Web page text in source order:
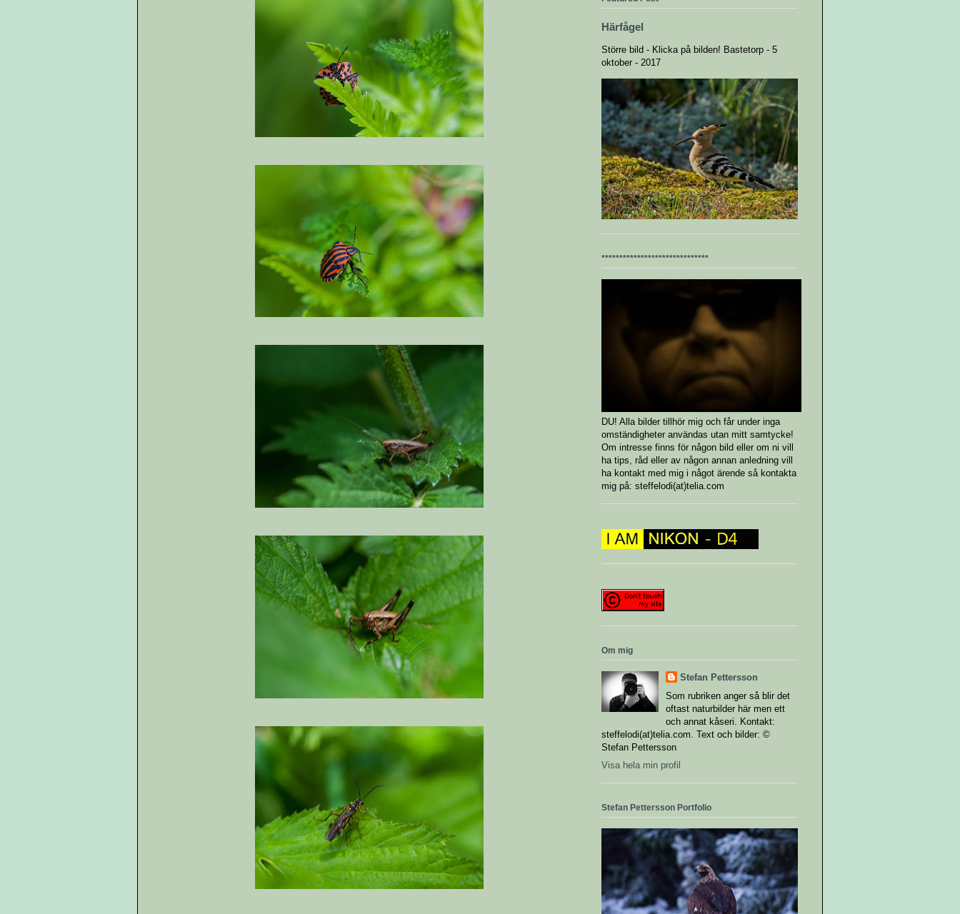
Härfågel
Större bild - Klicka på bilden! Bastetorp - 5
oktober - 2017
******************************
DU! Alla bilder tillhör mig och får under inga
omständigheter användas utan mitt samtycke!
Om intresse finns för någon bild eller om ni vill
ha tips, råd eller av någon annan anledning vill
ha kontakt med mig i något ärende så kontakta
mig på: steffelodi(at)telia.com
Om mig
Stefan Pettersson
Som rubriken anger så blir det
oftast naturbilder här men ett
och annat kåseri. Kontakt:
steffelodi(at)telia.com. Text och bilder: ©
Stefan Pettersson
Visa hela min profil
Stefan Pettersson Portfolio